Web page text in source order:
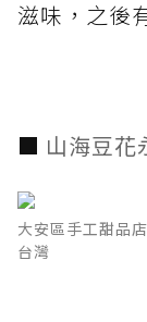
滋味，之後
■ 山海豆花
大安區手工甜品
台灣